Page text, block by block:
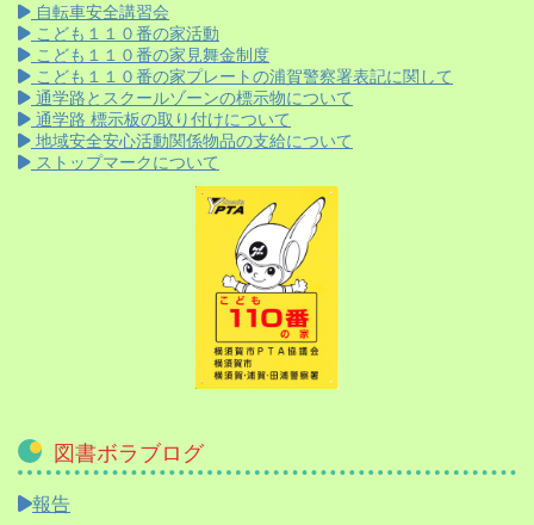
自転車安全講習会
こども１１０番の家活動
こども１１０番の家見舞金制度
こども１１０番の家プレートの浦賀警察署表記に関して
通学路とスクールゾーンの標示物について
通学路 標示板の取り付けについて
地域安全安心活動関係物品の支給について
ストップマークについて
図書ボラブログ
報告